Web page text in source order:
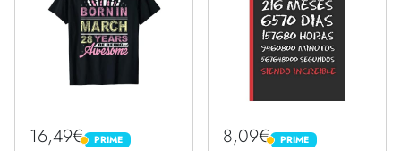
16,49€ PRIME
PRIME 8,09€ PRIME
PRIME